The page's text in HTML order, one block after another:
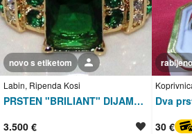
PRSTEN "BRILIANT" DIJAMANTI ZLATO 585 zlato DVA "XX" PEČATA i 585pečat
Labin, Ripenda Kosi
novo s etiketom
3.500 €
rabljeno
30 €